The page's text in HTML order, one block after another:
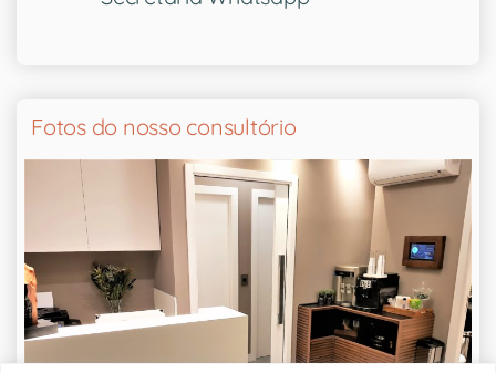
Fotos do nosso consultório